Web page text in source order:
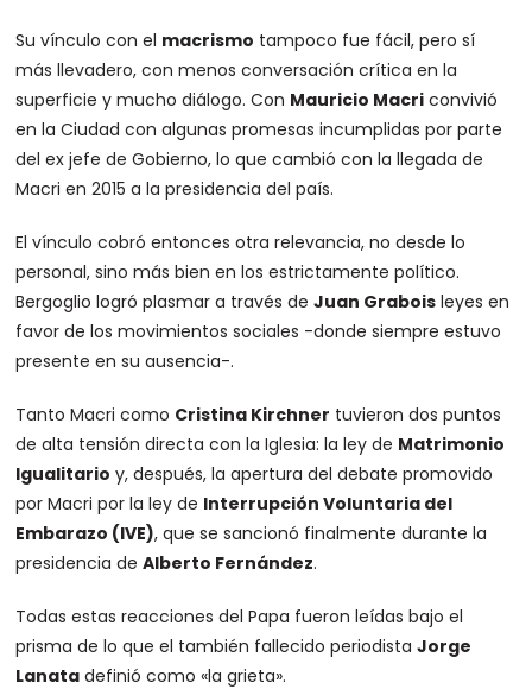
Su vínculo con el macrismo tampoco fue fácil, pero sí
más llevadero, con menos conversación crítica en la
superficie y mucho diálogo. Con Mauricio Macri convivió
en la Ciudad con algunas promesas incumplidas por parte
del ex jefe de Gobierno, lo que cambió con la llegada de
Macri en 2015 a la presidencia del país.
El vínculo cobró entonces otra relevancia, no desde lo
personal, sino más bien en los estrictamente político.
Bergoglio logró plasmar a través deJuan Grabois leyes en
favor de los movimientos sociales -donde siempre estuvo
presente en su ausencia-.
Tanto Macri como Cristina Kirchner tuvieron dos puntos
de alta tensión directa con la Iglesia: la ley de Matrimonio
Igualitario y, después, la apertura del debate promovido
por Macri por la ley de Interrupción Voluntaria del
Embarazo (IVE), que se sancionó finalmente durante la
presidencia deAlberto Fernández.
Todas estas reacciones del Papa fueron leídas bajo el
prisma de lo que el también fallecido periodistaJorge
Lanata definió como «la grieta».